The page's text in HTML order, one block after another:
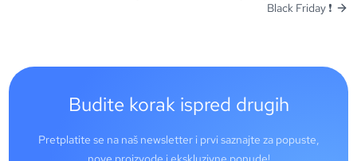
Black Friday ❗
Budite korak ispred drugih
Pretplatite se na naš newsletter i prvi saznajte za popuste,